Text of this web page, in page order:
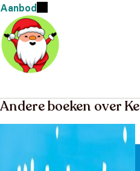
Aanbod
Andere boeken over